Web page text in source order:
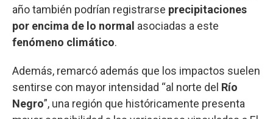
año también podrían registrarse precipitaciones
por encima de lo normal asociadas a este
fenómeno climático.
Además, remarcó además que los impactos suelen
sentirse con mayor intensidad “al norte del Río
Negro”, una región que históricamente presenta